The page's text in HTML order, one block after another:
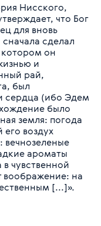
Нисского,
что Бог
для вновь
сделал
котором он
и
рай,
был
сердца (ибо Эдем
было
земля: погода
воздух
ароматы
чувственной
воображение: на
[...]».